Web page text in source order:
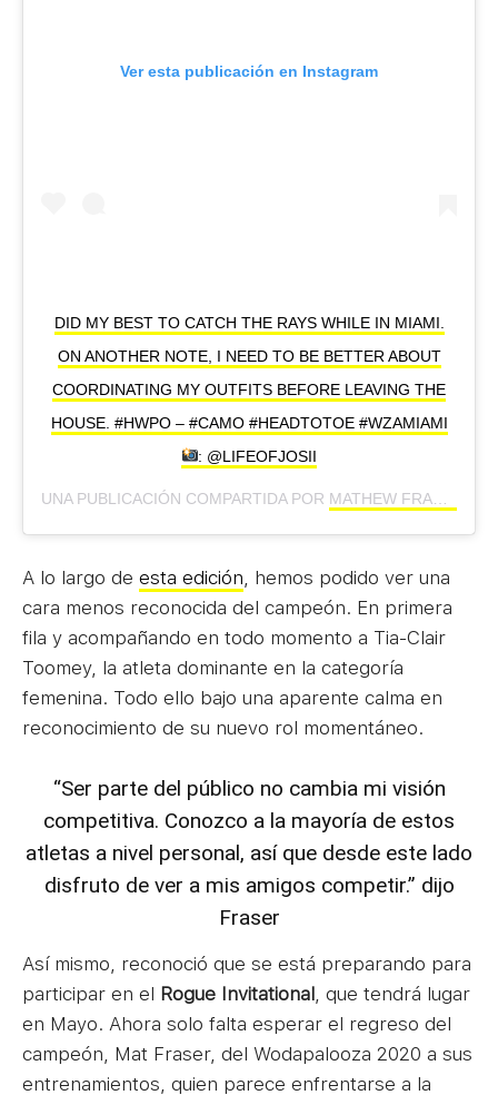
Ver esta publicación en Instagram
DID MY BEST TO CATCH THE RAYS WHILE IN MIAMI.
ON ANOTHER NOTE, I NEED TO BE BETTER ABOUT
COORDINATING MY OUTFITS BEFORE LEAVING THE
HOUSE. #HWPO – #CAMO #HEADTOTOE #WZAMIAMI
: @LIFEOFJOSII
UNA PUBLICACIÓN COMPARTIDA POR MATHEW FRASER
A lo largo de esta edición , hemos podido ver una
cara menos reconocida del campeón. En primera
fila y acompañando en todo momento a Tia-Clair
Toomey, la atleta dominante en la categoría
femenina. Todo ello bajo una aparente calma en
reconocimiento de su nuevo rol momentáneo.
“Ser parte del público no cambia mi visión
competitiva. Conozco a la mayoría de estos
atletas a nivel personal, así que desde este lado
disfruto de ver a mis amigos competir.” dijo
Fraser
Así mismo, reconoció que se está preparando para
participar en el Rogue Invitational , que tendrá lugar
en Mayo. Ahora solo falta esperar el regreso del
campeón, Mat Fraser, del Wodapalooza 2020 a sus
entrenamientos, quien parece enfrentarse a la